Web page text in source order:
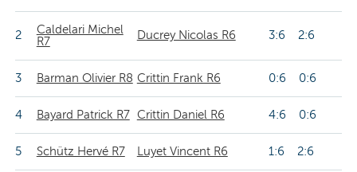
2
Caldelari Michel
R7
Ducrey Nicolas R6 3:6 2:6
3 Barman Olivier R8 Crittin Frank R6 0:6 0:6
4 Bayard Patrick R7 Crittin Daniel R6 4:6 0:6
5 Schütz Hervé R7 Luyet Vincent R6 1:6 2:6